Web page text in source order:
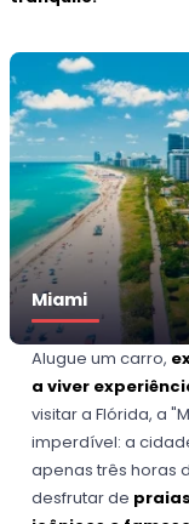
Miami
Alugue um carro,
a viver
visitar a Flórida, a
imperdível: a
apenas três horas
desfrutar de